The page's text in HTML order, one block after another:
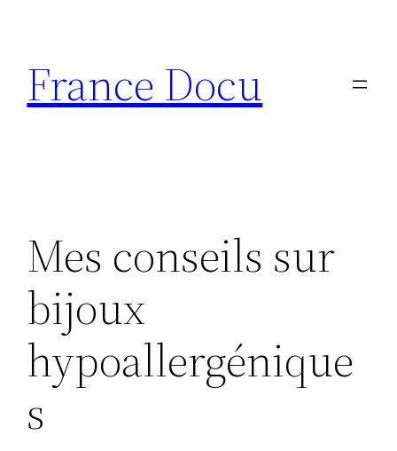
contenu
France Docu
Mes conseils sur
bijoux
hypoallergénique
s